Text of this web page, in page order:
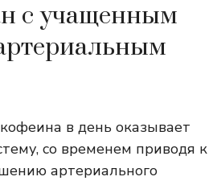
с учащенным
в день оказывает
со временем приводя к
артериального